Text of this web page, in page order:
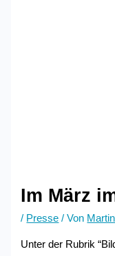
Im März
/ Presse / Von
Unter der Rubrik